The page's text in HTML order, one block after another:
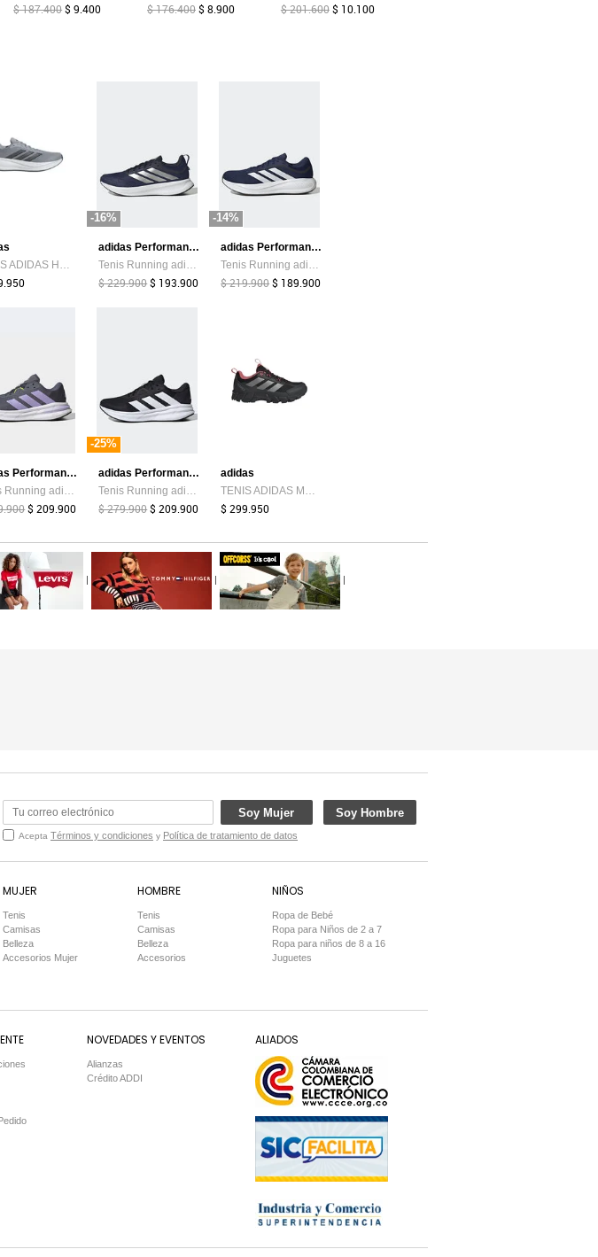
$ 187.400$ 9.400 $ 176.400$ 8.900 $ 201.600$ 10.100
-16%
adidas Performance
$ 229.900$ 193.900
-14%
adidas Performance
$ 219.900$ 189.900
adidas Performance
$ 209.900
-25%
adidas Performance
$ 279.900$ 209.900
adidas
$ 299.950
Soy Mujer Soy Hombre
Acepta Términos y condiciones y Política de tratamiento de datos
MUJER
Tenis
Camisas
Belleza
Accesorios Mujer
HOMBRE
Tenis
Camisas
Belleza
Accesorios
NIÑOS
Ropa de Bebé
Ropa para Niños de 2 a 7
Ropa para niños de 8 a 16
Juguetes
NOVEDADES Y EVENTOS
Alianzas
Crédito ADDI
ALIADOS